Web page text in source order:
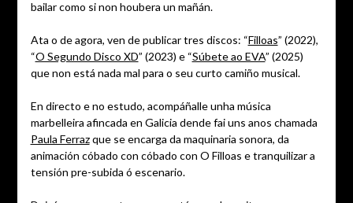
bailar como si non houbera un mañán.
Ata o de agora, ven de publicar tres discos: “Filloas” (2022),
“O Segundo Disco XD” (2023) e “Súbete ao EVA” (2025)
que non está nada mal para o seu curto camiño musical.
En directo e no estudo, acompáñalle unha música
marbelleira afincada en Galicia dende fai uns anos chamada
Paula Ferrazque se encarga da maquinaria sonora, da
animación cóbado con cóbado con O Filloas e tranquilizar a
tensión pre-subida ó escenario.